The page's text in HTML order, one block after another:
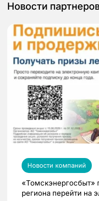
Новости
Новости компаний
«Томскэнергосбыт»
региона перейти на